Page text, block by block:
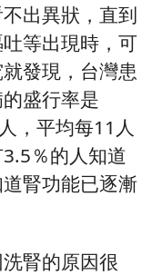
出異狀，直到
等出現時，可
發現，台灣患
盛行率是
，平均每11人
％的人知道
腎功能已逐漸
腎的原因很